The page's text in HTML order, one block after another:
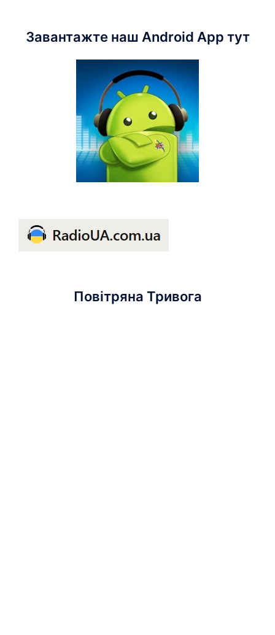
Завантажте наш Android App тут
Повітряна Тривога